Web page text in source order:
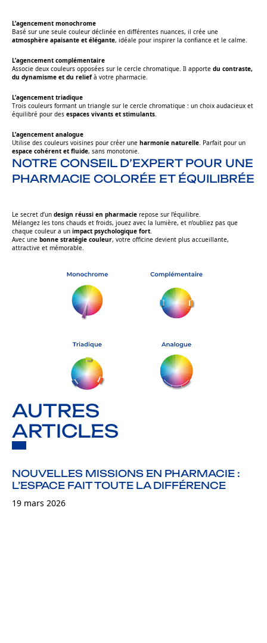
L’agencement monochrome
Basé sur une seule couleur déclinée en différentes nuances, il crée une
atmosphère apaisante et élégante, idéale pour inspirer la confiance et le calme.
L’agencement complémentaire
Associe deux couleurs opposées sur le cercle chromatique. Il apporte du contraste,
du dynamisme et du reliefà votre pharmacie.
L’agencement triadique
Trois couleurs formant un triangle sur le cercle chromatique : un choix audacieux et
équilibré pour des espaces vivants et stimulants.
L’agencement analogue
Utilise des couleurs voisines pour créer une harmonie naturelle. Parfait pour un
espace cohérent et fluide, sans monotonie.
NOTRE CONSEIL D’EXPERT POUR UNE
PHARMACIE COLORÉE ET ÉQUILIBRÉE
Le secret d’un design réussi en pharmacie repose sur l’équilibre.
Mélangez les tons chauds et froids, jouez avec la lumière, et n’oubliez pas que
chaque couleur a un impact psychologique fort.
Avec une bonne stratégie couleur, votre officine devient plus accueillante,
attractive et mémorable.
AUTRES
ARTICLES
NOUVELLES MISSIONS EN PHARMACIE :
L’ESPACE FAIT TOUTE LA DIFFÉRENCE
19 mars 2026